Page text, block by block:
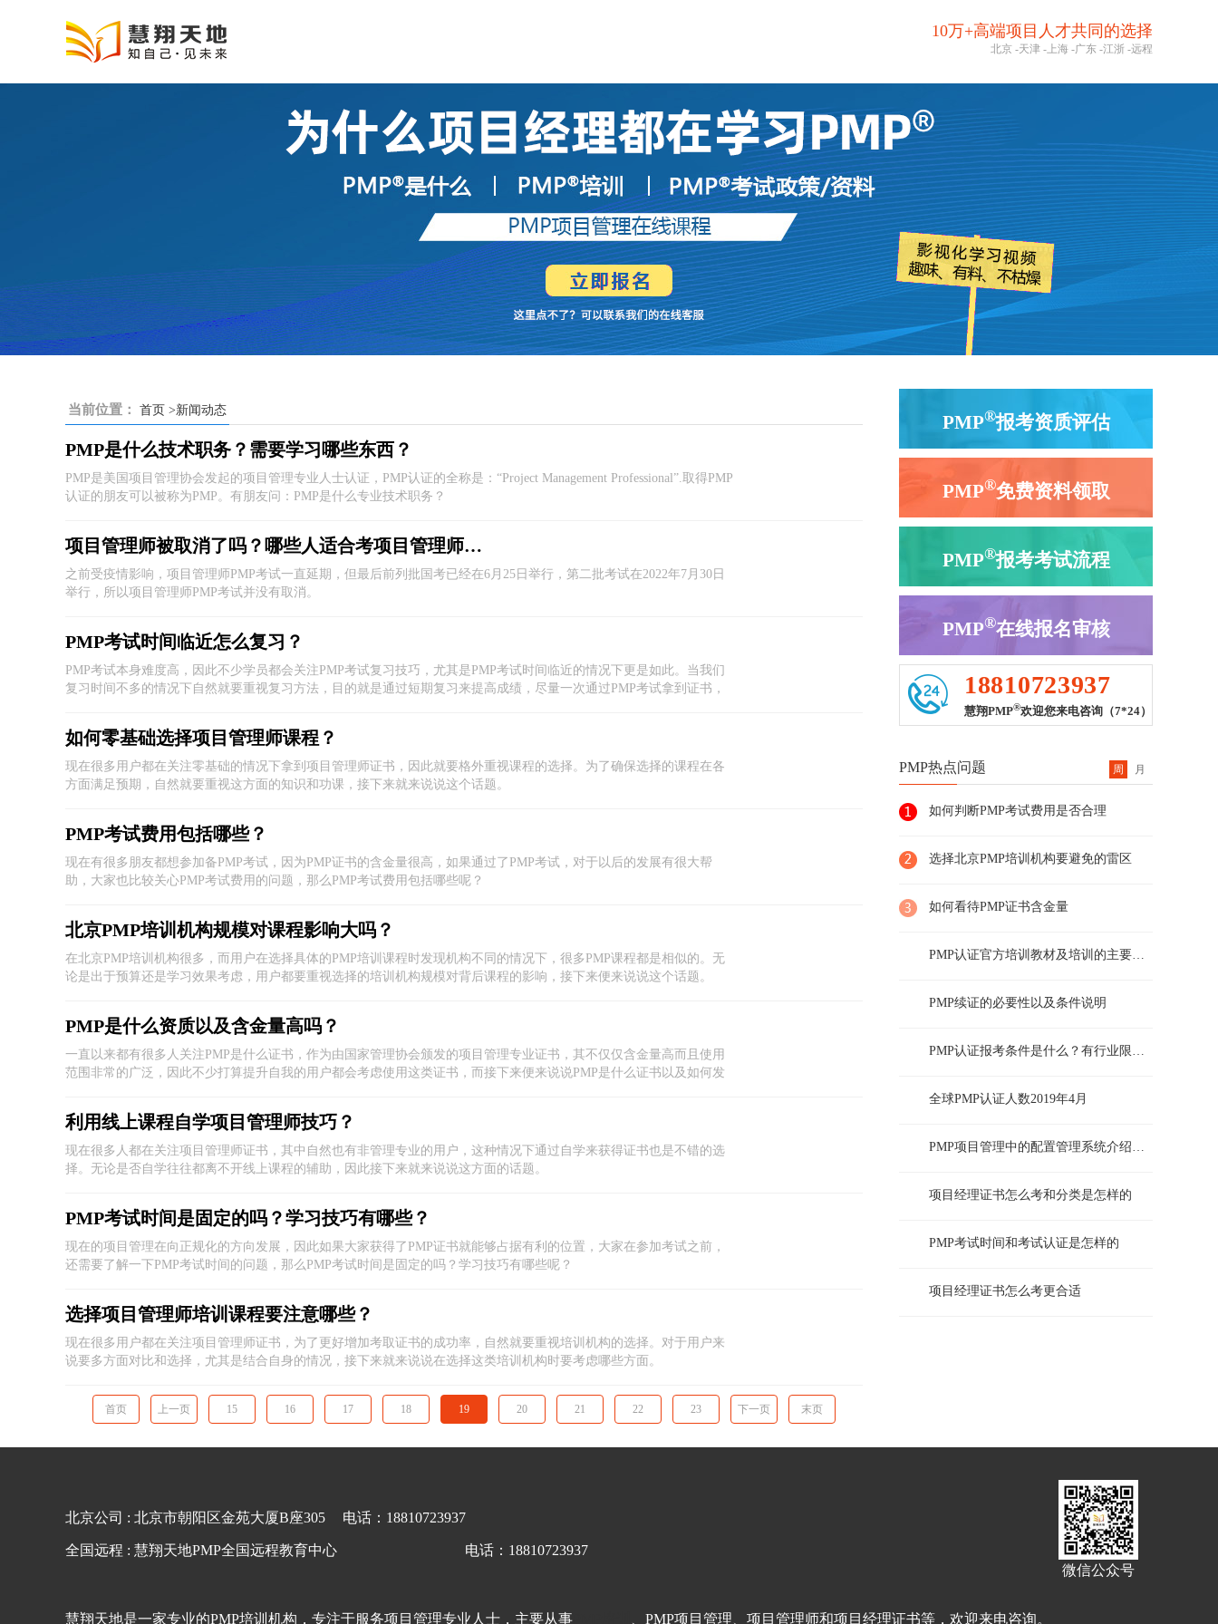
10万+高端项目人才共同的选择
北京 -天津 - 上海 -广东 -江浙 -远程
当前位置： 首页 >新闻动态
PMP是什么技术职务？需要学习哪些东西？
PMP是美国项目管理协会发起的项目管理专业人士认证，PMP认证的全称是：“Project Management Professional”.取得PMP
认证的朋友可以被称为PMP。有朋友问：PMP是什么专业技术职务？
项目管理师被取消了吗？哪些人适合考项目管理师呢？
之前受疫情影响，项目管理师PMP考试一直延期，但最后前列批国考已经在6月25日举行，第二批考试在2022年7月30日
举行，所以项目管理师PMP考试并没有取消。
PMP考试时间临近怎么复习？
​PMP考试本身难度高，因此不少学员都会关注PMP考试复习技巧，尤其是PMP考试时间临近的情况下更是如此。当我们
复习时间不多的情况下自然就要重视复习方法，目的就是通过短期复习来提高成绩，尽量一次通过PMP考试拿到证书，
如何零基础选择项目管理师课程？
现在很多用户都在关注零基础的情况下拿到项目管理师证书，因此就要格外重视课程的选择。为了确保选择的课程在各
方面满​足预期，自然就要重视这方面的知识和功课，接下来就来说说这个话题。
PMP考试费用包括哪些？
现在有很多朋友都想参加备PMP考试，因为PMP证书的含金量很高，如果通过了PMP考试，对于以后的发展有很大帮
助，大家也比较关心PMP考试费用的问题，那么PMP考试费用包括哪些呢？
北京PMP培训机构规模对课程影响大吗？
在北京PMP培训机构很多，而用户在选择具体的PMP培训课程时发现机构不同的情况下，很多PMP课程都是相似的。无
论是出于预算还是学习效果考虑，用户都要重视选择的培训机构规模对背后课程的影响，接下来便来说说这个话题。
PMP是什么资质以及含金量高吗？
一直以来都有很多人关注PMP是什么证书，作为由国家管理协会颁发的项目管理专业证书，其不仅仅含金量高而且使用
范围非​常的广泛，因此不少打算提升自我的用户都会考虑使用这类证书，而接下来便来说说PMP是什么证书以及如何发
利用线上课程自学项目管理师技巧？
现在很多人都在关注项目管理师证书，其中自然也有非管理专业的用户，这种情况下通过自学来获得证书也是不错的选
择。无​论是否自学往往都离不开线上课程的辅助，因此接下来就来说说这方面的话题。
PMP考试时间是固定的吗？学习技巧有哪些？
现在的项目管理在向正规化的方向发展，因此如果大家获得了PMP证书就能够占据有利的位置，大家在参加考试之前，
还需要了解一下PMP考试时间的问题，那么PMP考试时间是固定的吗？学习技巧有哪些呢？
选择项目管理师培训课程要注意哪些？
现在很多用户都在关注项目管理师证书，为了更好增加考取证书的成功率，自然就要重视培训机构的选择。对于用户来
说要多方面对比和选择，尤其是结合自身的情况，接下来就来说说在选择这类培训机构时要考虑哪些方面。
首页 上一页 15 16 17 18 19 20 21 22 23 下一页 末页
PMP®报考资质评估
PMP®免费资料领取
PMP®报考考试流程
PMP®在线报名审核
18810723937
慧翔PMP®欢迎您来电咨询（7*24）
PMP热点问题 周 月
如何判断PMP考试费用是否合理
选择北京PMP培训机构要避免的雷区
如何看待PMP证书含金量
PMP认证官方培训教材及培训的主要内容
PMP续证的必要性以及条件说明
PMP认证报考条件是什么？有行业限制么？
全球PMP认证人数2019年4月
PMP项目管理中的配置管理系统介绍及说明
项目经理证书怎么考和分类是怎样的
PMP考试时间和考试认证是怎样的
项目经理证书怎么考更合适
北京公司 : 北京市朝阳区金苑大厦B座305 电话：18810723937
全国远程 : 慧翔天地PMP全国远程教育中心
电话：18810723937
微信公众号
慧翔天地是一家专业的PMP培训机构，专注于服务项目管理专业人士，主要从事 、PMP项目管理、项目管理师和项目经理证书等，欢迎来电咨询。